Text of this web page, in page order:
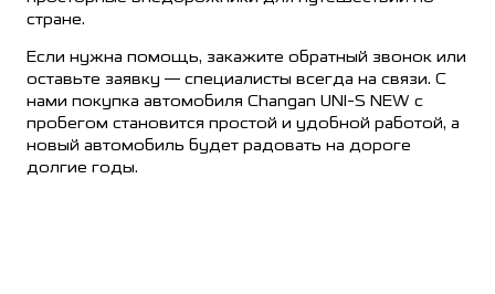
стране.
Если нужна помощь, закажите обратный звонок или
оставьте заявку — специалисты всегда на связи. С
нами покупка автомобиля Changan UNI-S NEW с
пробегом становится простой и удобной работой, а
новый автомобиль будет радовать на дороге
долгие годы.